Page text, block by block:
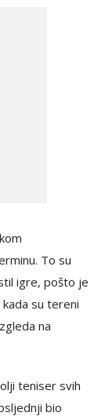
To su
igre, pošto je
su tereni
na
teniser svih
bio